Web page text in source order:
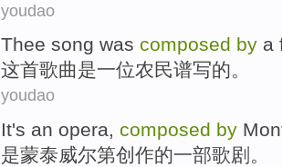
youdao
Thee song was composed by a
这首歌曲是一位农民谱写的。
youdao
It's an opera, composed by
是蒙泰威尔第创作的一部歌剧 。